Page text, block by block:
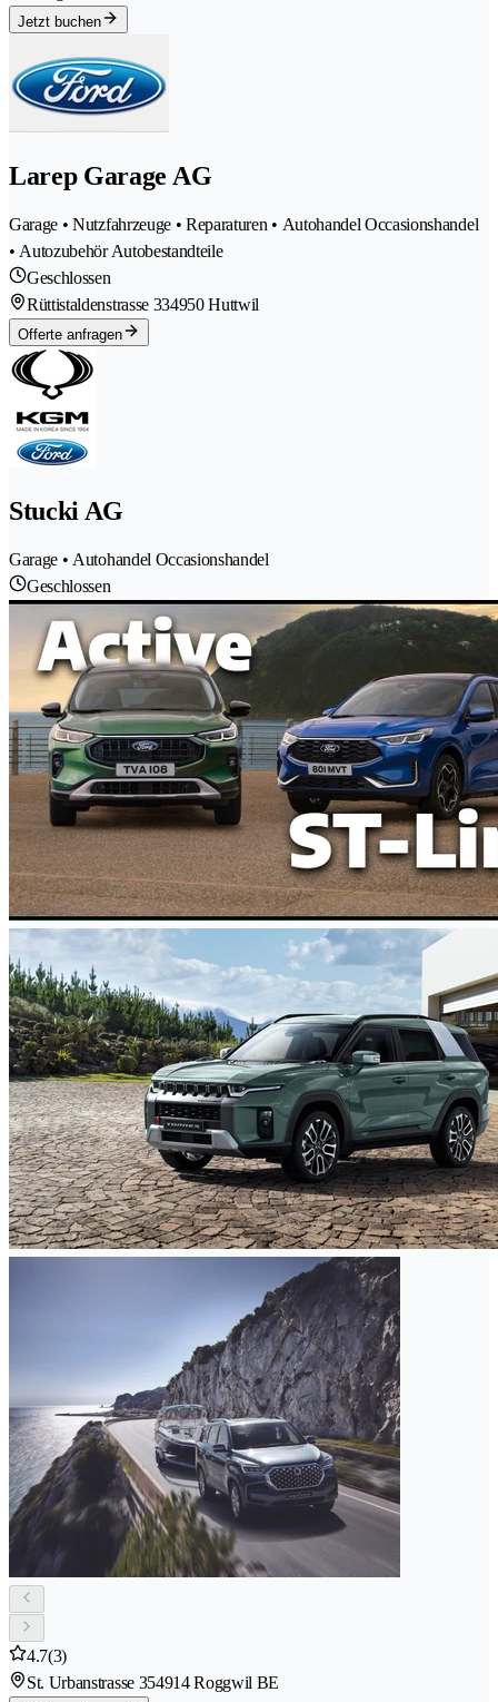
Jetzt buchen
Larep Garage AG
Garage • Nutzfahrzeuge • Reparaturen • Autohandel Occasionshandel
• Autozubehör Autobestandteile
Geschlossen
Rüttistaldenstrasse 334950 Huttwil
Offerte anfragen
Stucki AG
Garage • Autohandel Occasionshandel
Geschlossen
4.7(3)
St. Urbanstrasse 354914 Roggwil BE